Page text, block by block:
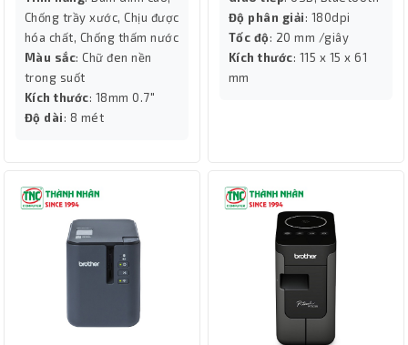
Chống trầy xước, Chịu được
hóa chất, Chống thấm nước
Màu sắc: Chữ đen nền
trong suốt
Kích thước: 18mm 0.7"
Độ dài: 8 mét
Độ phân giải: 180dpi
Tốc độ: 20 mm /giây
Kích thước: 115 x 15 x 61
mm